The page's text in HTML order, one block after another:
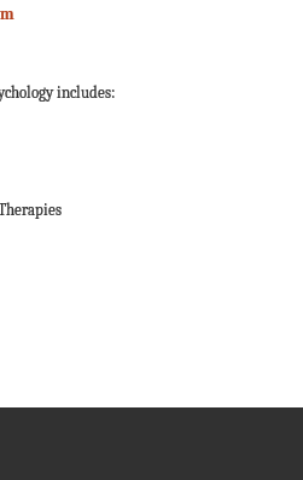
includes: